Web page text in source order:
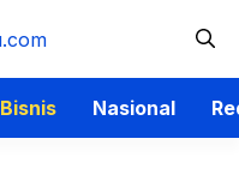
Bisnis Nasional